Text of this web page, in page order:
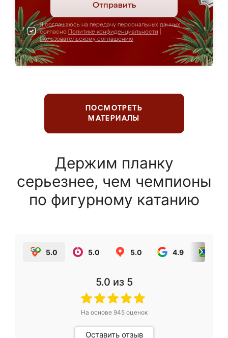
Отправить
Я соглашаюсь на передачу персональных данных
согласно Политике конфиденциальности
Пользовательскому соглашению
ПОСМОТРЕТЬ
МАТЕРИАЛЫ
Держим планку
серьезнее, чем чемпионы
по фигурному катанию
5.0 5.0 5.0 4.9
5.0 из 5
На основе 945оценок
Оставить отзыв